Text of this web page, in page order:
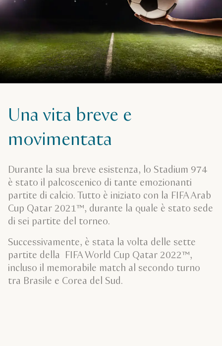
Una vita breve e
movimentata
Durante la sua breve esistenza, lo Stadium 974
è stato il palcoscenico di tante emozionanti
partite di calcio. Tutto è iniziato con la FIFA Arab
Cup Qatar 2021™, durante la quale è stato sede
di sei partite del torneo.
Successivamente, è stata la volta delle sette
partite della FIFA World Cup Qatar 2022™,
incluso il memorabile match al secondo turno
tra Brasile e Corea del Sud.